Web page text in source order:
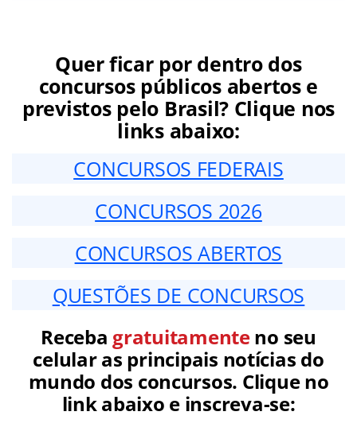
Quer ficar por dentro dos
concursos públicos abertos e
previstos pelo Brasil? Clique nos
links abaixo:
CONCURSOS FEDERAIS
CONCURSOS 2026
CONCURSOS ABERTOS
QUESTÕES DE CONCURSOS
Receba gratuitamenteno seu
celular as principais notícias do
mundo dos concursos. Clique no
link abaixo e inscreva-se: